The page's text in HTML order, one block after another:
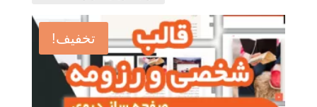
تخفیف!